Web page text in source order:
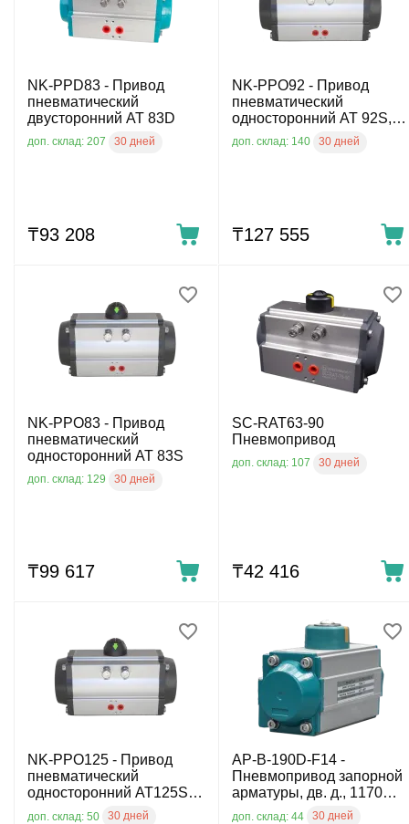
NK-PPD83 - Привод
пневматический
двусторонний AT 83D
доп. склад: 207 30 дней
₸93 208
NK-PPO92 - Привод
пневматический
односторонний AT 92S,
DN50, NK-PPO92
доп. склад: 140 30 дней
₸127 555
NK-PPO83 - Привод
пневматический
односторонний AT 83S
доп. склад: 129 30 дней
₸99 617
SC-RAT63-90
Пневмопривод
доп. склад: 107 30 дней
₸42 416
NK-PPO125 - Привод
пневматический
односторонний AT125S,
DN65, DN80, NK-PPO125
доп. склад: 50 30 дней
AP-B-190D-F14 -
Пневмопривод запорной
арматуры, дв. д., 1170
Нм, F14, вал 36 мм, -20°C
доп. склад: 44 30 дней